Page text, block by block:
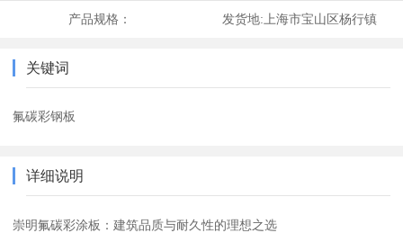
产品规格： 发货地: 上海市宝山区杨行镇
关键词
氟碳彩钢板
详细说明
崇明氟碳彩涂板：建筑品质与耐久性的理想之选